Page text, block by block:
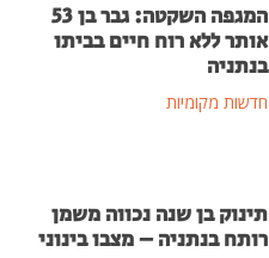
המגפה השקטה: גבר בן 53
אותר ללא רוח חיים בביתו
בנתניה
חדשות מקומיות
תינוק בן שנה נכווה משמן
רותח בנתניה – מצבו בינוני